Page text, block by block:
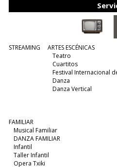
STREAMING
ARTES ESCÉNICAS
Teatro
Cuartitos
Festival Internacional
Danza
Danza Vertical
FAMILIAR
Musical Familiar
DANZA FAMILIAR
Infantil
Taller Infantil
Opera Txiki